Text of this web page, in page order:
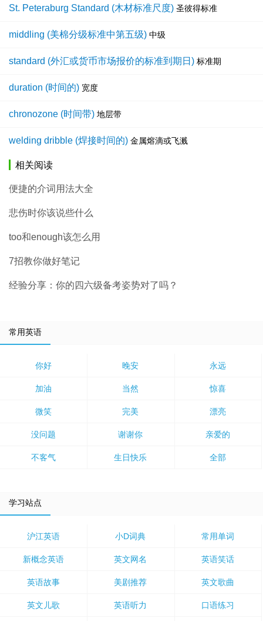
St. Peteraburg Standard (木材标准尺度) 圣彼得标准
middling (美棉分级标准中第五级) 中级
standard (外汇或货币市场报价的标准到期日) 标准期
duration (时间的) 宽度
chronozone (时间带) 地层带
welding dribble (焊接时间的) 金属熔滴或飞溅
相关阅读
便捷的介词用法大全
悲伤时你该说些什么
too和enough该怎么用
7招教你做好笔记
经验分享：你的四六级备考姿势对了吗？
常用英语
你好 晚安 永远
加油 当然 惊喜
微笑 完美 漂亮
没问题 谢谢你 亲爱的
不客气 生日快乐 全部
学习站点
沪江英语 小D词典 常用单词
新概念英语 英文网名 英语笑话
英语故事 美剧推荐 英文歌曲
英文儿歌 英语听力 口语练习